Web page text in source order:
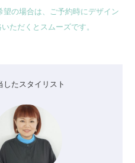
望の場合は、ご予約時にデザイン
ただくとスムーズです。
したスタイリスト